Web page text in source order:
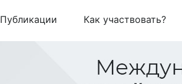
Публикации Как участвовать?